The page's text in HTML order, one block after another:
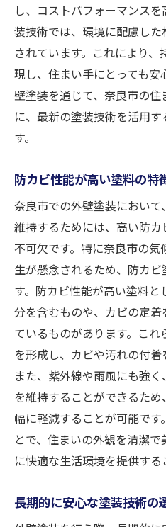
し、コストパフォーマンス
装技術では、環境に配慮し
されています。これにより
現し、住まい手にとっても
壁塗装を通じて、奈良市の
に、最新の塗装技術を活用
す。
防カビ性能が高い塗料の特
奈良市での外壁塗装におい
維持するためには、高い防
不可欠です。特に奈良市の
生が懸念されるため、防カ
す。防カビ性能が高い塗料
分を含むものや、カビの定
ているものがあります。こ
を形成し、カビや汚れの付着
また、紫外線や雨風にも強
を維持することができるた
幅に軽減することが可能で
とで、住まいの外観を清潔
に快適な生活環境を提供する
長期的に安心な塗装技術の